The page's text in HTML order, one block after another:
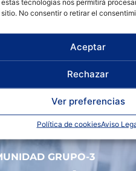
No consentir o retirar el
Aceptar
Rechazar
Ver preferencias
Política de cookiesAviso
ahora
GRUPO-3